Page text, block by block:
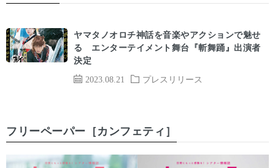
2023.08.21 プレスリリース
ヤマタノオロチ神話を音楽やアクションで魅せ
る エンターテイメント舞台『斬舞踊』出演者
決定
フリーペーパー［カンフェティ］